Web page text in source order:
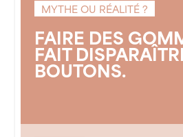
MYTHE OU RÉALITÉ ?
FAIRE DES
FAIT
BOUTONS.